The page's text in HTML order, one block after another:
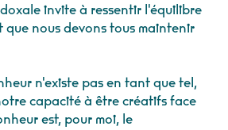
invite à ressentir l'équilibre
nous devons tous maintenir
n'existe pas en tant que tel,
capacité à être créatifs face
est, pour moi, le